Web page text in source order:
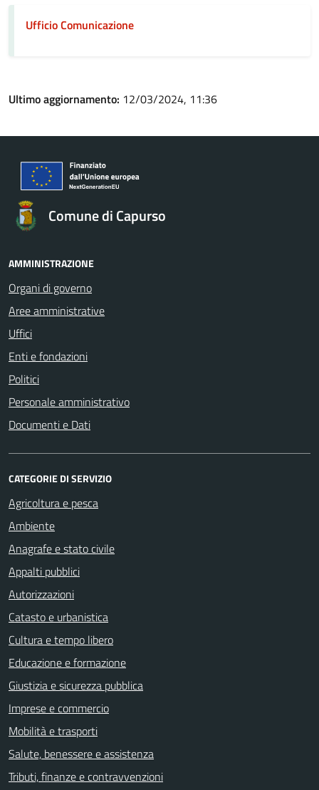
Ufficio Comunicazione
Ultimo aggiornamento: 12/03/2024, 11:36
Comune di Capurso
AMMINISTRAZIONE
Organi di governo
Aree amministrative
Uffici
Enti e fondazioni
Politici
Personale amministrativo
Documenti e Dati
CATEGORIE DI SERVIZIO
Agricoltura e pesca
Ambiente
Anagrafe e stato civile
Appalti pubblici
Autorizzazioni
Catasto e urbanistica
Cultura e tempo libero
Educazione e formazione
Giustizia e sicurezza pubblica
Imprese e commercio
Mobilità e trasporti
Salute, benessere e assistenza
Tributi, finanze e contravvenzioni